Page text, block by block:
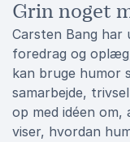
Grin noget
Carsten Bang
foredrag og
kan bruge humor
samarbejde,
op med idéen
viser, hvordan